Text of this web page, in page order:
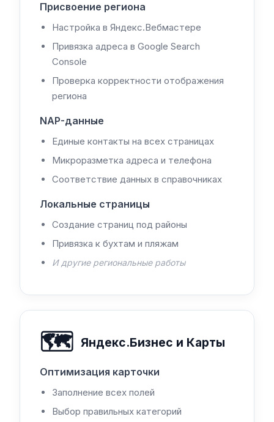
Присвоение региона
Настройка в Яндекс.Вебмастере
Привязка адреса в Google Search
Console
Проверка корректности отображения
региона
NAP-данные
Единые контакты на всех страницах
Микроразметка адреса и телефона
Соответствие данных в справочниках
Локальные страницы
Создание страниц под районы
Привязка к бухтам и пляжам
И другие региональные работы
🗺️ Яндекс.Бизнес и Карты
Оптимизация карточки
Заполнение всех полей
Выбор правильных категорий